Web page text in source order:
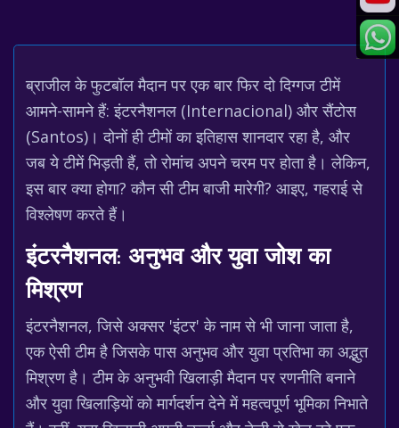
ब्राजील के फुटबॉल मैदान पर एक बार फिर दो दिग्गज टीमें
आमने-सामने हैं: इंटरनैशनल (Internacional) और सैंटोस
(Santos)। दोनों ही टीमों का इतिहास शानदार रहा है, और
जब ये टीमें भिड़ती हैं, तो रोमांच अपने चरम पर होता है। लेकिन,
इस बार क्या होगा? कौन सी टीम बाजी मारेगी? आइए, गहराई से
विश्लेषण करते हैं।
इंटरनैशनल: अनुभव और युवा जोश का
मिश्रण
इंटरनैशनल, जिसे अक्सर 'इंटर' के नाम से भी जाना जाता है,
एक ऐसी टीम है जिसके पास अनुभव और युवा प्रतिभा का अद्भुत
मिश्रण है। टीम के अनुभवी खिलाड़ी मैदान पर रणनीति बनाने
और युवा खिलाड़ियों को मार्गदर्शन देने में महत्वपूर्ण भूमिका निभाते